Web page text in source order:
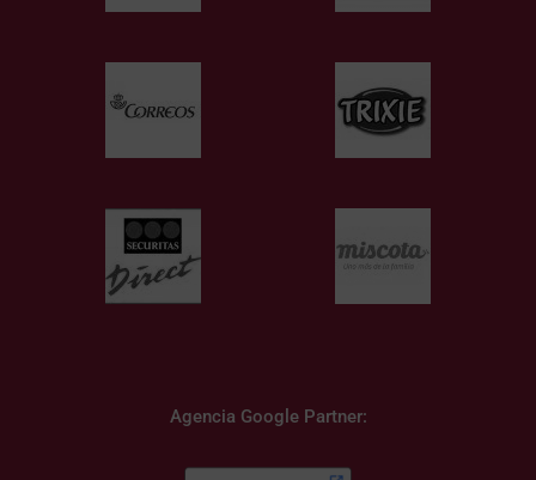
Agencia Google Partner: